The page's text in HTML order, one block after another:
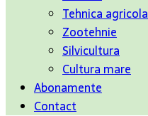
Tehnica agricola
Zootehnie
Silvicultura
Cultura mare
Abonamente
Contact